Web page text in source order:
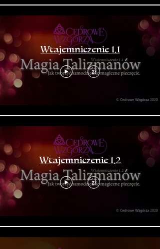
Wtajemniczenie 1.1
zł
Wtajemniczenie 1.2
zł